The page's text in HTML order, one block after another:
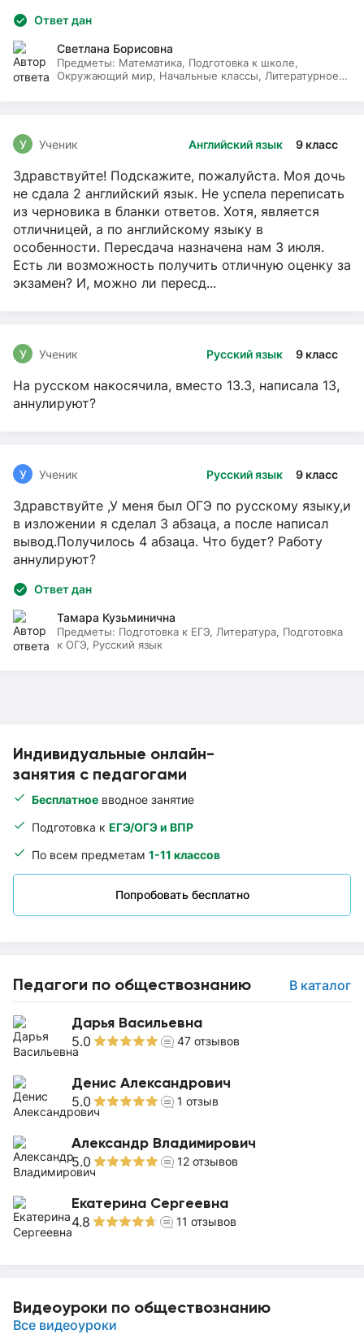
Индивидуальные онлайн-
занятия с педагогами
Бесплатное вводное занятие
Подготовка к ЕГЭ/ОГЭ и ВПР
По всем предметам 1-11 классов
Попробовать бесплатно
Педагоги по обществознанию В каталог
Дарья Васильевна
5.0 47 отзывов
Денис Александрович
5.0 1 отзыв
Александр Владимирович
5.0 12 отзывов
Екатерина Сергеевна
4.8 11 отзывов
Видеоуроки по обществознанию
Все видеоуроки
Ответ дан
Светлана Борисовна
Предметы: Математика, Подготовка к школе,
Окружающий мир, Начальные классы, Литературное
Английский язык 9 класс
У Ученик
Здравствуйте! Подскажите, пожалуйста. Моя дочь
не сдала 2 английский язык. Не успела переписать
из черновика в бланки ответов. Хотя, является
отличницей, а по английскому языку в
особенности. Пересдача назначена нам 3 июля.
Есть ли возможность получить отличную оценку за
экзамен? И, можно ли пересд...
Русский язык 9 класс
У Ученик
На русском накосячила, вместо 13.3, написала 13,
аннулируют?
Русский язык 9 класс
У Ученик
Здравствуйте ,У меня был ОГЭ по русскому языку,и
в изложении я сделал 3 абзаца, а после написал
вывод.Получилось 4 абзаца. Что будет? Работу
аннулируют?
Ответ дан
Тамара Кузьминична
Предметы: Подготовка к ЕГЭ, Литература, Подготовка
к ОГЭ, Русский язык